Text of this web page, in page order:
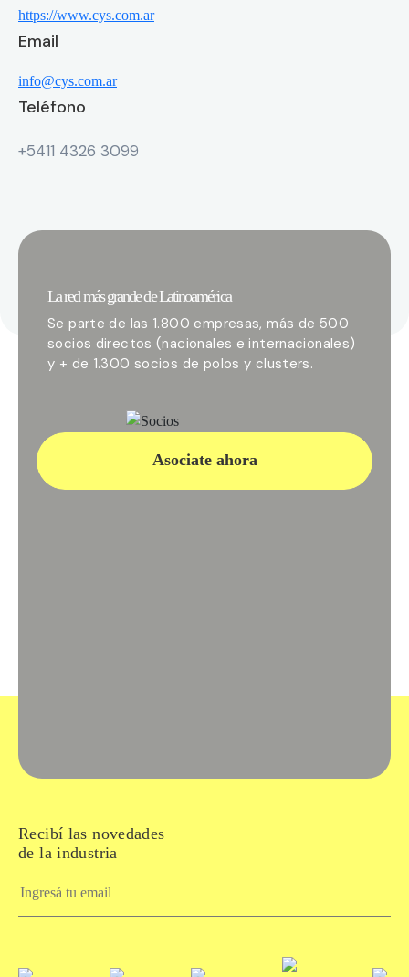
https://www.cys.com.ar
Email
info@cys.com.ar
Teléfono
+5411 4326 3099
La red más grande de Latinoamérica
Se parte de las 1.800 empresas, más de 500
socios directos (nacionales e internacionales)
y + de 1.300 socios de polos y clusters.
Asociate ahora
Recibí las novedades
de la industria